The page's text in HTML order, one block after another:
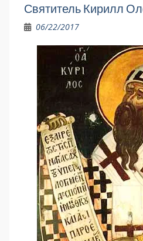
Святитель Кирилл
06/22/2017